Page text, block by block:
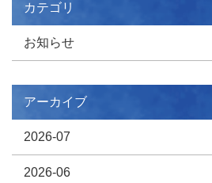
カテゴリ
お知らせ
アーカイブ
2026-07
2026-06